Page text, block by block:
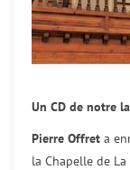
Un CD de notre
Pierre Offret a
la Chapelle de